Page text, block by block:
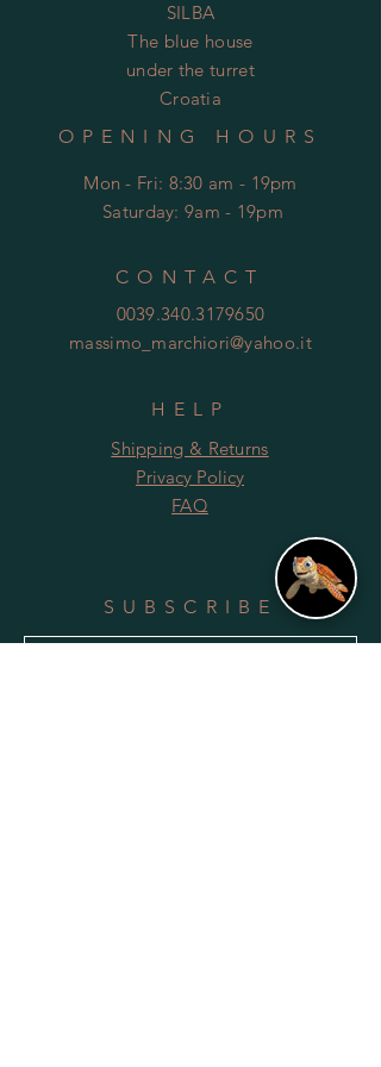
SILBA
The blue house
under the turret
Croatia
OPENING HOURS
Mon - Fri: 8:30 am - 19pm
Saturday: 9am - 19pm
CONTACT
0039.340.3179650
massimo_marchiori@yahoo.it
HELP
Shipping & Returns
Privacy Policy
FAQ
SUBSCRIBE